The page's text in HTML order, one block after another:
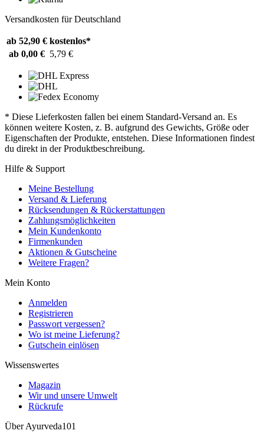
Versandkosten für Deutschland
ab 52,90 € kostenlos*
ab 0,00 € 5,79 €
* Diese Lieferkosten fallen bei einem Standard-Versand an. Es
können weitere Kosten, z. B. aufgrund des Gewichts, Größe oder
Eigenschaften der Produkte, entstehen. Diese Informationen findest
du direkt in der Produktbeschreibung.
Hilfe & Support
Meine Bestellung
Versand & Lieferung
Rücksendungen & Rückerstattungen
Zahlungsmöglichkeiten
Mein Kundenkonto
Firmenkunden
Aktionen & Gutscheine
Weitere Fragen?
Mein Konto
Anmelden
Registrieren
Passwort vergessen?
Wo ist meine Lieferung?
Gutschein einlösen
Wissenswertes
Magazin
Wir und unsere Umwelt
Rückrufe
Über Ayurveda101